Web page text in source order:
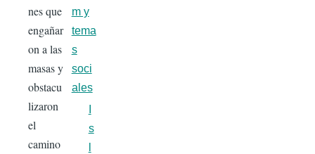
nes que
engañar
on a las
masas y
obstacu
lizaron
el
camino
m y
tema
s
soci
ales
s